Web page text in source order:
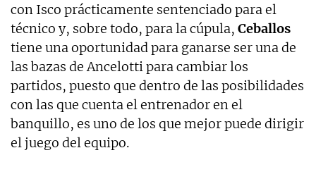
con Isco prácticamente sentenciado para el
técnico y, sobre todo, para la cúpula, Ceballos
tiene una oportunidad para ganarse ser una de
las bazas de Ancelotti para cambiar los
partidos, puesto que dentro de las posibilidades
con las que cuenta el entrenador en el
banquillo, es uno de los que mejor puede dirigir
el juego del equipo.